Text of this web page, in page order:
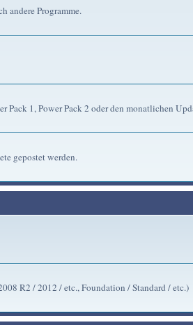
andere Programme.
1, Power Pack 2 oder den monatlichen
gepostet werden.
R2 / 2012 / etc., Foundation / Standard / etc.)